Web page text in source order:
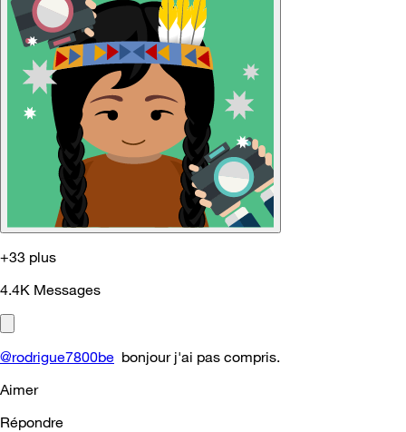
+33 plus
4.4K Messages
@rodrigue7800be bonjour j'ai pas compris.
Aimer
Répondre